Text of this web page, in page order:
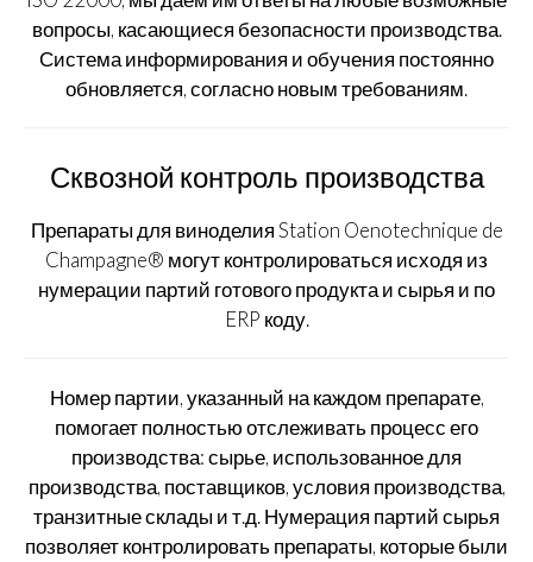
вопросы, касающиеся безопасности производства.
Система информирования и обучения постоянно
обновляется, согласно новым требованиям.
Сквозной контроль производства
Препараты для виноделия Station Oenotechnique de
Champagne® могут контролироваться исходя из
нумерации партий готового продукта и сырья и по
ERP коду.
Номер партии, указанный на каждом препарате,
помогает полностью отслеживать процесс его
производства: сырье, использованное для
производства, поставщиков, условия производства,
транзитные склады и т.д. Нумерация партий сырья
позволяет контролировать препараты, которые были